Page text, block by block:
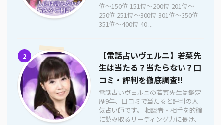
位〜150位 151位〜200位 201位〜
250位 251位〜300位 301位〜350位
351位〜400位 40 ...
2
【電話占いヴェルニ】若菜先
生は当たる？当たらない？口
コミ・評判を徹底調査!!
電話占いヴェルニの若菜先生は鑑定
歴9年、口コミで当たると評判の人
気占い師です。 相談者・相手を的確
に読み取るリーディング力に長け、